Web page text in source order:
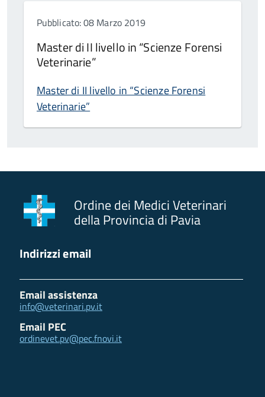
Pubblicato: 08 Marzo 2019
Master di II livello in “Scienze Forensi
Veterinarie”
Master di II livello in “Scienze Forensi
Veterinarie”
Ordine dei Medici Veterinari
della Provincia di Pavia
Indirizzi email
Email assistenza
info@veterinari.pv.it
Email PEC
ordinevet.pv@pec.fnovi.it